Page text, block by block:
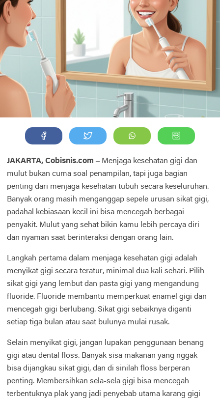
JAKARTA, Cobisnis.com – Menjaga kesehatan gigi dan
mulut bukan cuma soal penampilan, tapi juga bagian
penting dari menjaga kesehatan tubuh secara keseluruhan.
Banyak orang masih menganggap sepele urusan sikat gigi,
padahal kebiasaan kecil ini bisa mencegah berbagai
penyakit. Mulut yang sehat bikin kamu lebih percaya diri
dan nyaman saat berinteraksi dengan orang lain.
Langkah pertama dalam menjaga kesehatan gigi adalah
menyikat gigi secara teratur, minimal dua kali sehari. Pilih
sikat gigi yang lembut dan pasta gigi yang mengandung
fluoride. Fluoride membantu memperkuat enamel gigi dan
mencegah gigi berlubang. Sikat gigi sebaiknya diganti
setiap tiga bulan atau saat bulunya mulai rusak.
Selain menyikat gigi, jangan lupakan penggunaan benang
gigi atau dental floss. Banyak sisa makanan yang nggak
bisa dijangkau sikat gigi, dan di sinilah floss berperan
penting. Membersihkan sela-sela gigi bisa mencegah
terbentuknya plak yang jadi penyebab utama karang gigi